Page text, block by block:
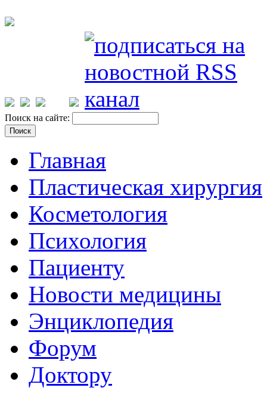
Поиск на сайте:
Главная
Пластическая хирургия
Косметология
Психология
Пациенту
Новости медицины
Энциклопедия
Форум
Доктору